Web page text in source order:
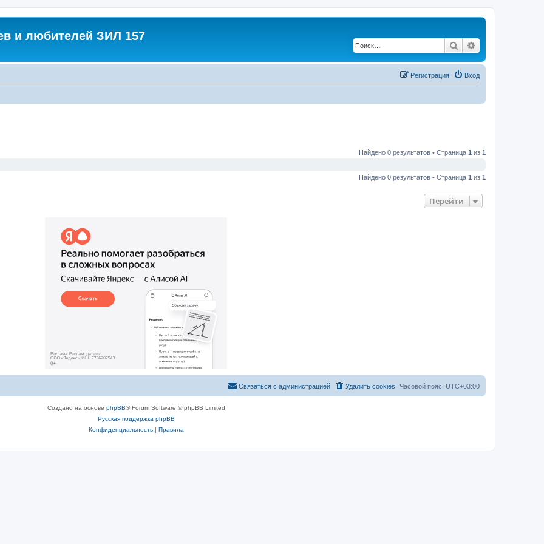
и любителей ЗИЛ 157
Поиск
Вход
Регистрация
Найдено 0 результатов • Страница 1 из 1
Найдено 0 результатов • Страница 1 из 1
Перейти
Часовой пояс: UTC+03:00
Удалить cookies
Связаться с администрацией
Создано на основе phpBB® Forum Software © phpBB Limited
Русская поддержка phpBB
Конфиденциальность| Правила